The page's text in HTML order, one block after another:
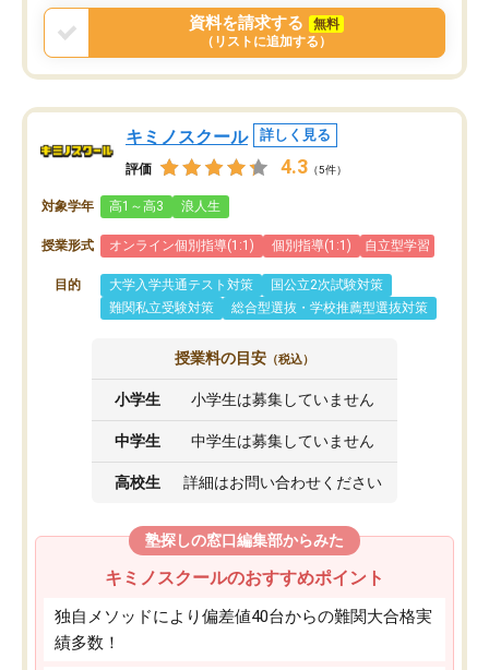
戻せ、授業内容や講師の方は良かった
と思います。
資料を請求する
無料
（リストに追加する）
キミノスクール 詳しく見る
評価 4.3 （5件）
対象学年 高1～高3 浪人生
授業形式 オンライン個別指導(1:1) 個別指導(1:1) 自立型学習
目的 大学入学共通テスト対策
国公立2次試験対策
難関私立受験対策
総合型選抜・学校推薦型選抜対策
授業料の目安 （税込）
小学生 小学生は募集していません
中学生 中学生は募集していません
高校生 詳細はお問い合わせください
塾探しの窓口編集部からみた
キミノスクールのおすすめポイント
独自メソッドにより偏差値40台からの難関大合格実
績多数！